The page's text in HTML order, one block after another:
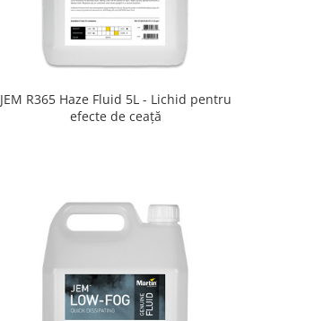
JEM R365 Haze Fluid 5L - Lichid pentru
efecte de ceață